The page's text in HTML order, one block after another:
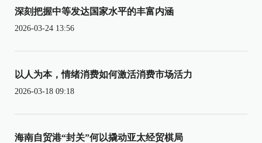
深刻把握中等发达国家水平的丰富内涵
2026-03-24 13:56
以人为本，情绪消费如何激活消费市场活力
2026-03-18 09:18
海南自贸港“封关”何以撬动亚太经贸棋局